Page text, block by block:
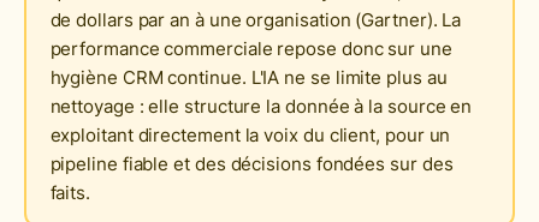
de dollars par an à une organisation (Gartner). La
performance commerciale repose donc sur une
hygiène CRM continue. L'IA ne se limite plus au
nettoyage : elle structure la donnée à la source en
exploitant directement la voix du client, pour un
pipeline fiable et des décisions fondées sur des
faits.